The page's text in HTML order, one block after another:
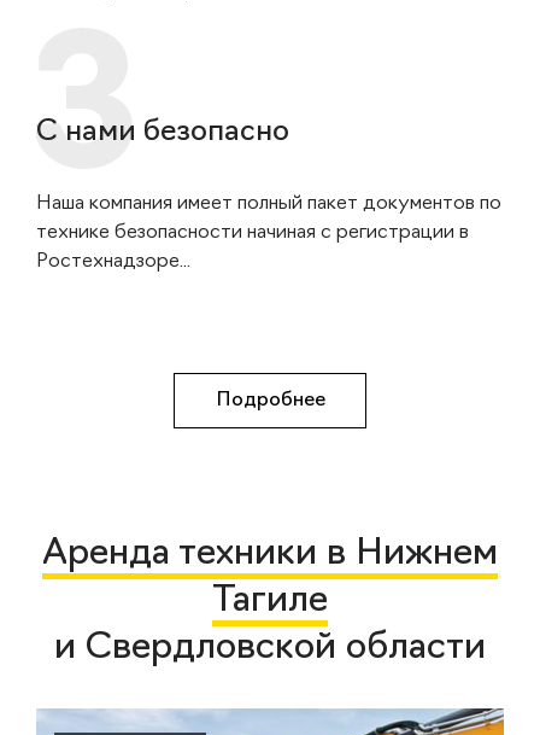
С нами безопасно
Наша компания имеет полный пакет документов по
технике безопасности начиная с регистрации в
Ростехнадзоре...
Подробнее
Аренда техники в Нижнем
Тагиле
и Свердловской области